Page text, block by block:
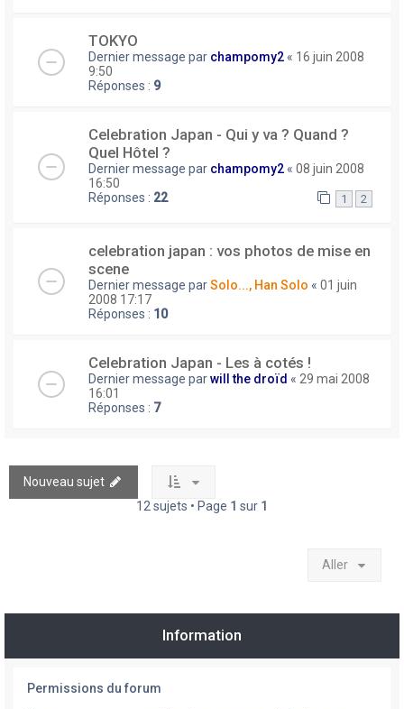
TOKYO
Dernier message par champomy2 « 16 juin 2008
9:50
Réponses : 9
Celebration Japan - Qui y va ? Quand ?
Quel Hôtel ?
Dernier message par champomy2 « 08 juin 2008
16:50
Réponses : 22 1 2
celebration japan : vos photos de mise en
scene
Dernier message parSolo..., Han Solo « 01 juin
2008 17:17
Réponses : 10
Celebration Japan - Les à cotés !
Dernier message parwill the droïd « 29 mai 2008
16:01
Réponses : 7
Nouveau sujet
12 sujets • Page 1 sur 1
Aller
Information
Permissions du forum